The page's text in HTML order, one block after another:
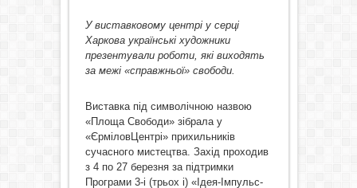
У виставковому центрі у серці
Харкова українські художники
презентували роботи, які виходять
за межі «справжньої» свободи.
Виставка під символічною назвою
«Площа Свободи» зібрала у
«ЄрміловЦентрі» прихильників
сучасного мистецтва. Захід проходив
з 4 по 27 березня за підтримки
Програми 3-і (трьох і) «Ідея-Імпульс-